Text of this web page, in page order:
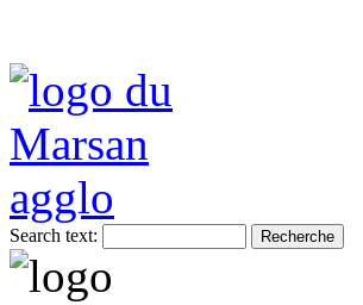
Search text: